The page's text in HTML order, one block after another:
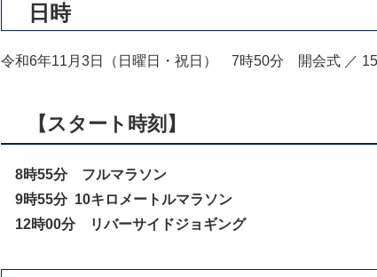
日時
令和6年11月3日（日曜日・祝日） 7時50分 開会式 ／
【スタート時刻】
8時55分フルマラソン
9時55分 10キロメートルマラソン
12時00分 リバーサイドジョギング